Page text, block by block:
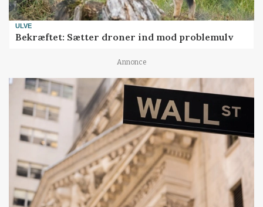
ULVE
Bekræftet: Sætter droner ind mod problemulv
Annonce